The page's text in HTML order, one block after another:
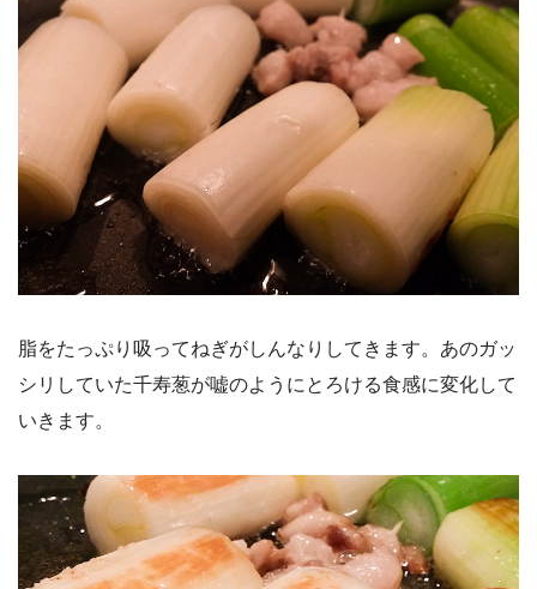
脂をたっぷり吸ってねぎがしんなりしてきます。あのガッ
シリしていた千寿葱が嘘のようにとろける食感に変化して
いきます。